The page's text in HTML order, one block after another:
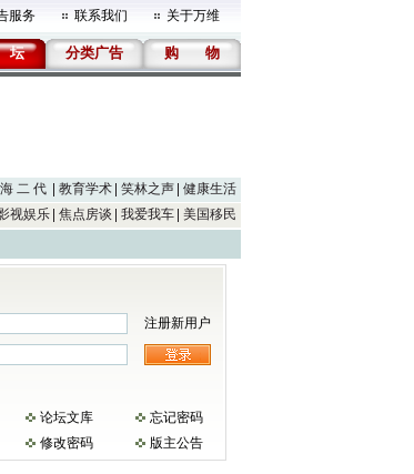
服务 联系我们 关于万维
坛 分类广告 购 物
海 二 代 教育学术 笑林之声
健康生活
视娱乐 焦点房谈 我爱我车 美国移民
注册新用户
论坛文库
忘记密码
修改密码 版主公告